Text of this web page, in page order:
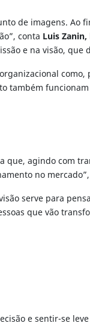
de imagens. Ao
conta Luis
e na visão, que
como,
também
que, agindo com
no
serve para
que vão
e sentir-se